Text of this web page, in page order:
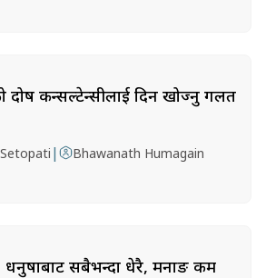
दोष कन्सल्टेन्सीलाई दिन खोज्नु गलत
Setopati | Bhawanath Humagain
धनुषाबाट सबैभन्दा धेरै, मनाङ कम